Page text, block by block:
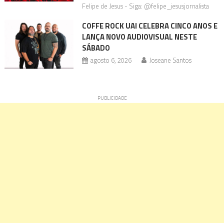
Felipe de Jesus - Siga: @felipe_jesusjornalista
COFFE ROCK UAI CELEBRA CINCO ANOS E
LANÇA NOVO AUDIOVISUAL NESTE
SÁBADO
agosto 6, 2026 Joseane Santos